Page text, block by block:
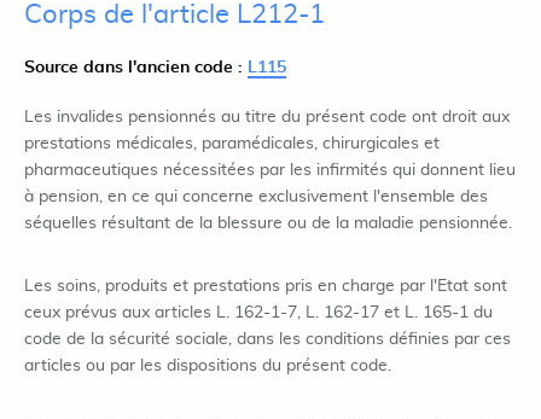
Corps de l'article L212-1
Source dans l'ancien code : L115
Les invalides pensionnés au titre du présent code ont droit aux
prestations médicales, paramédicales, chirurgicales et
pharmaceutiques nécessitées par les infirmités qui donnent lieu
à pension, en ce qui concerne exclusivement l'ensemble des
séquelles résultant de la blessure ou de la maladie pensionnée.
Les soins, produits et prestations pris en charge par l'Etat sont
ceux prévus aux articles L. 162-1-7, L. 162-17 et L. 165-1 du
code de la sécurité sociale, dans les conditions définies par ces
articles ou par les dispositions du présent code.